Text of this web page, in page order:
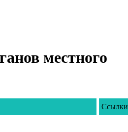
местного
Ссылки